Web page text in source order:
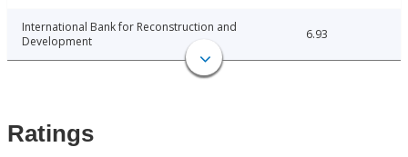
International Bank for Reconstruction and
Development
6.93
Ratings